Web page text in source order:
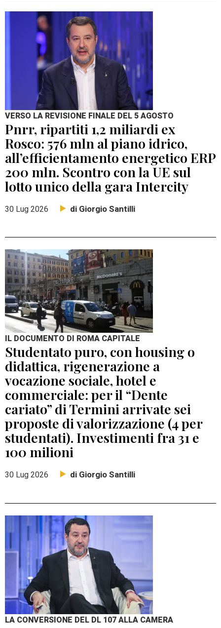
VERSO LA REVISIONE FINALE DEL 5 AGOSTO
Pnrr, ripartiti 1,2 miliardi ex
Rosco: 576 mln al piano idrico,
all’efficientamento energetico ERP
200 mln. Scontro con la UE sul
lotto unico della gara Intercity
30 Lug 2026 di Giorgio Santilli
IL DOCUMENTO DI ROMA CAPITALE
Studentato puro, con housing o
didattica, rigenerazione a
vocazione sociale, hotel e
commerciale: per il “Dente
cariato” di Termini arrivate sei
proposte di valorizzazione (4 per
studentati). Investimenti fra 31 e
100 milioni
30 Lug 2026 di Giorgio Santilli
LA CONVERSIONE DEL DL 107 ALLA CAMERA